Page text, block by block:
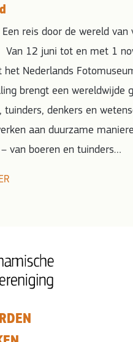
Een reis door de wereld van
12 juni tot en met 1
het Nederlands
brengt een wereldwijde
tuinders, denkers en
aan duurzame
van boeren en tuinders…